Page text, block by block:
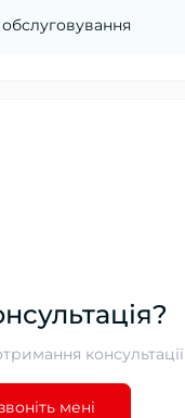
консультації
мені